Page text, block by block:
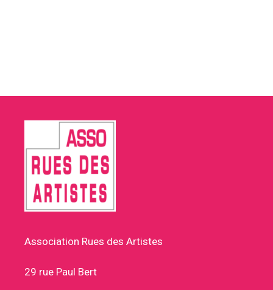
Association Rues des Artistes
29 rue Paul Bert